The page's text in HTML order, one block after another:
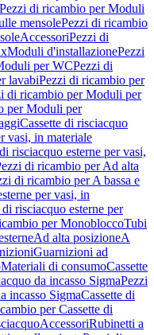
Pezzi di ricambio per Moduli
mensolePezzi di ricambio
AccessoriPezzi di
Moduli d'installazionePezzi
per WCPezzi di
lavabiPezzi di ricambio per
di ricambio per Moduli per
per Moduli per
Cassette di risciacquo
vasi, in materiale
risciacquo esterne per vasi,
di ricambio per Ad alta
di ricambio per A bassa e
per vasi, in
risciacquo esterne per
per MonobloccoTubi
Ad alta posizioneA
Guarnizioni ad
Materiali di consumoCassette
da incasso SigmaPezzi
incasso SigmaCassette di
per Cassette di
AccessoriRubinetti a